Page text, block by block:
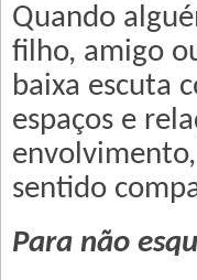
Quando
filho, amigo
baixa escuta
espaços e
sentido
Para não